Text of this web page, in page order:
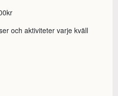
och aktiviteter varje kväll